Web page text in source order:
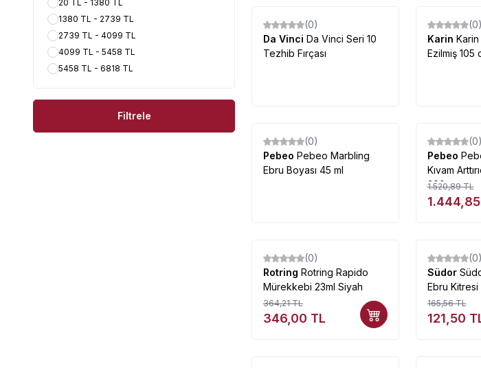
20 TL - 1380 TL
1380 TL - 2739 TL
2739 TL - 4099 TL
4099 TL - 5458 TL
5458 TL - 6818 TL
Filtrele
(0)
Da Vinci Da Vinci Seri 10
Tezhib Fırçası
%15
(0)
Karin Karin
Ezilmiş 105
(0)
Pebeo Pebeo Marbling
Ebru Boyası 45 ml
%5
(0)
Pebeo
Kıvam
200g
1.520,89TL
1.444,85
%5
(0)
Rotring Rotring Rapido
Mürekkebi 23ml Siyah
364,21TL
346,00 TL
%27
(0)
Südor
Ebru Kitresi
165,56TL
121,50